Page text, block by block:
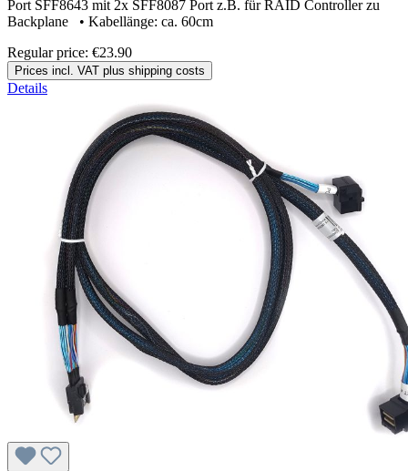
Port SFF8643 mit 2x SFF8087 Port z.B. für RAID Controller zu
Backplane • Kabellänge: ca. 60cm
Regular price: €23.90
Prices incl. VAT plus shipping costs
Details